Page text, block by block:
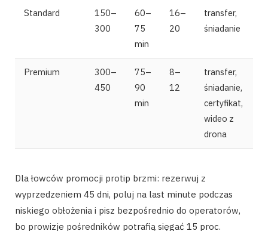
Standard
150–
300
60–
75
min
16–
20
transfer,
śniadanie
Premium
300–
450
75–
90
min
8–
12
transfer,
śniadanie,
certyfikat,
wideo z
drona
Dla łowców promocji protip brzmi: rezerwuj z
wyprzedzeniem 45 dni, poluj na last minute podczas
niskiego obłożenia i pisz bezpośrednio do operatorów,
bo prowizje pośredników potrafią sięgać 15 proc.